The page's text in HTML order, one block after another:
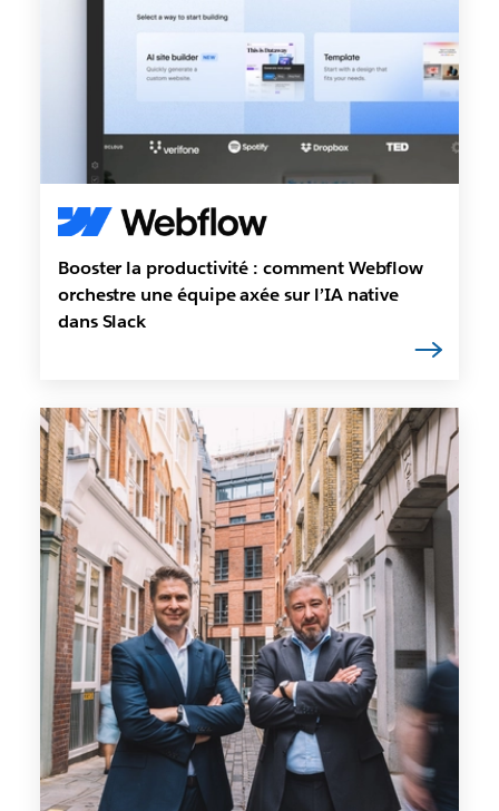
Booster la productivité : comment Webflow
orchestre une équipe axée sur l’IA native
dans Slack